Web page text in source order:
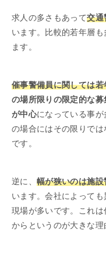
求人の多さもあって交通
います。比較的若年層
ます。
催事警備員に関しては
の場所限りの限定的な
が中心になっている事
の場合にはその限りで
です。
逆に、幅が狭いのは施
います。会社によって
現場が多いです。これ
からというのが大きな理